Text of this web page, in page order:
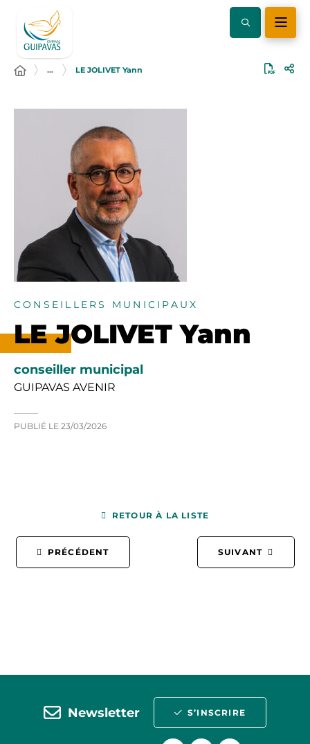
… LE JOLIVET Yann
CONSEILLERS MUNICIPAUX
LE JOLIVET Yann
conseiller municipal
GUIPAVAS AVENIR
PUBLIÉ LE 23/03/2026
PRÉCÉDENT
RETOUR À LA LISTE
SUIVANT
Newsletter S’INSCRIRE